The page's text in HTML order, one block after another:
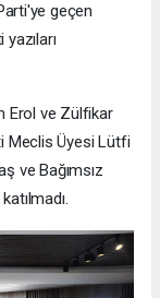
geçen
Erol ve Zülfikar
Meclis Üyesi Lütfi
ve Bağımsız